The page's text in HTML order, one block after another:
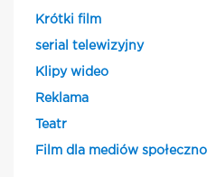
Krótki film
serial telewizyjny
Klipy wideo
Reklama
Teatr
Film dla mediów